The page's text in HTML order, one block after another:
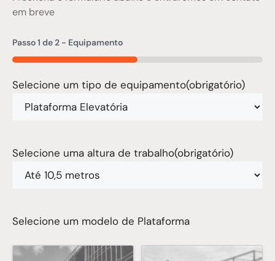
em breve
Passo1 de2 - Equipamento
50%
Selecione um tipo de equipamento(obrigatório)
Selecione uma altura de trabalho(obrigatório)
Selecione um modelo de Plataforma